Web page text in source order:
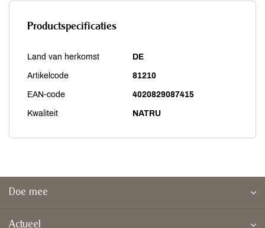
Productspecificaties
Land van herkomst DE
Artikelcode 81210
EAN-code 4020829087415
Kwaliteit NATRU
Doe mee
Actueel